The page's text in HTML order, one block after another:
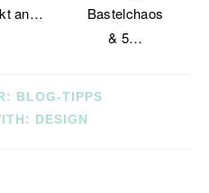
an…
Bastelchaos
& 5…
BLOG-TIPPS
DESIGN